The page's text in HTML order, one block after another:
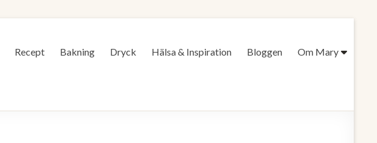
Recept Bakning Dryck Hälsa & Inspiration Bloggen Om Mary